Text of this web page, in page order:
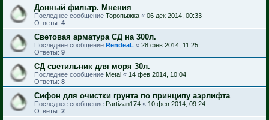
Донный фильтр. Мнения
Последнее сообщение Торопыжка « 06 дек 2014, 00:33
Ответы: 4
Световая арматура СД на 300л.
Последнее сообщение RendeaL « 28 фев 2014, 11:25
Ответы: 9
СД светильник для моря 30л.
Последнее сообщение Metal « 14 фев 2014, 10:04
Ответы: 8
Сифон для очистки грунта по принципу аэрлифта
Последнее сообщение Partizan174 « 10 фев 2014, 09:24
Ответы: 2